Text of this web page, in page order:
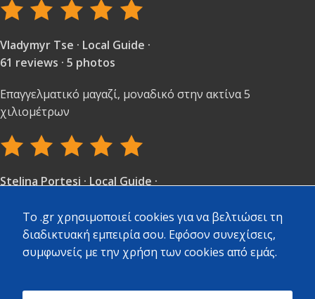
Vladymyr Tse · Local Guide ·
61 reviews · 5 photos
Επαγγελματικό μαγαζί, μοναδικό στην ακτίνα 5
χιλιομέτρων
Stelina Portesi · Local Guide ·
Πολύ καλή εξυπηρέτηση και ποικιλία υλικών.
To .gr χρησιμοποιεί cookies για να βελτιώσει τη
διαδικτυακή εμπειρία σου. Εφόσον συνεχίσεις,
συμφωνείς με την χρήση των cookies από εμάς.